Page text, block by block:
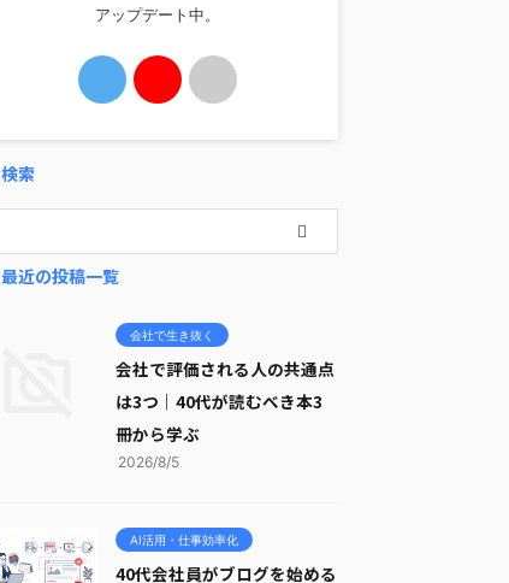
アップデート中。
検索
最近の投稿一覧
会社で生き抜く
会社で評価される人の共通点
は3つ｜40代が読むべき本3
冊から学ぶ
2026/8/5
AI活用・仕事効率化
40代会社員がブログを始める